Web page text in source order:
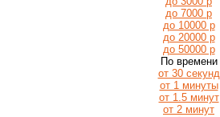
до 7000 р
до 10000 р
до 20000 р
до 50000 р
По времени
от 30 секунд
от 1 минуты
от 1.5 минут
от 2 минут